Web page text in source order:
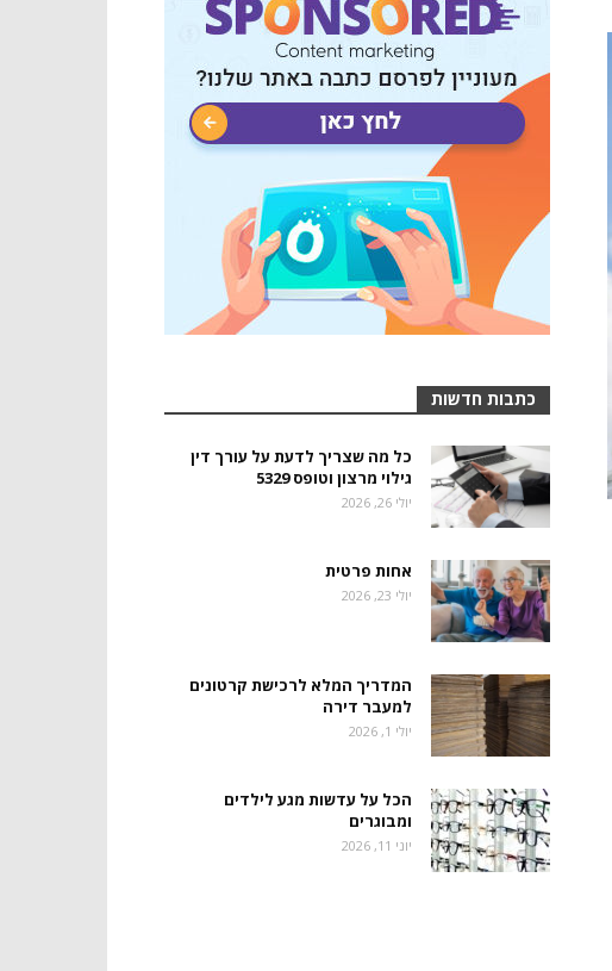
כתבות חדשות
כל מה שצריך לדעת על עורך דין
גילוי מרצון וטופס 5329
יולי 26, 2026
אחות פרטית
יולי 23, 2026
המדריך המלא לרכישת קרטונים
למעבר דירה
יולי 1, 2026
הכל על עדשות מגע לילדים
ומבוגרים
יוני 11, 2026